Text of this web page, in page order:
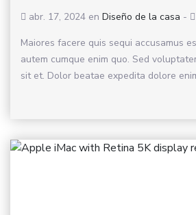
abr. 17, 2024 en Diseño de la casa -
Maiores facere quis sequi accusamus
autem cumque enim quo. Sed
sit et. Dolor beatae expedita dolore